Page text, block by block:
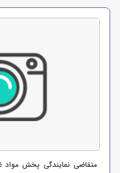
متقاضی نمایندگی پخش مواد